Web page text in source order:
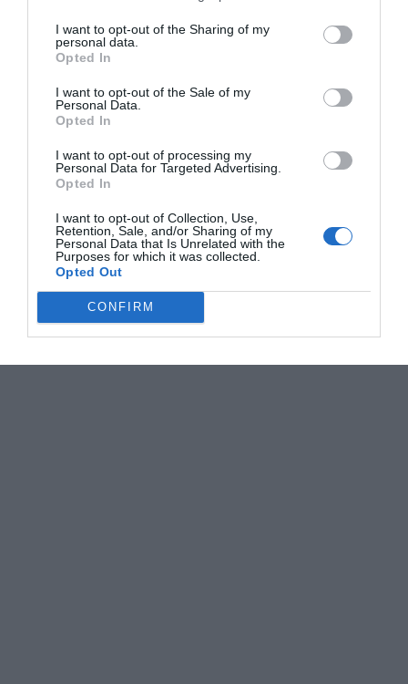
I want to opt-out of the Sharing of my
personal data.
Opted In
I want to opt-out of the Sale of my
Personal Data.
Opted In
I want to opt-out of processing my
Personal Data for Targeted Advertising.
Opted In
I want to opt-out of Collection, Use,
Retention, Sale, and/or Sharing of my
Personal Data that Is Unrelated with the
Purposes for which it was collected.
Opted Out
CONFIRM